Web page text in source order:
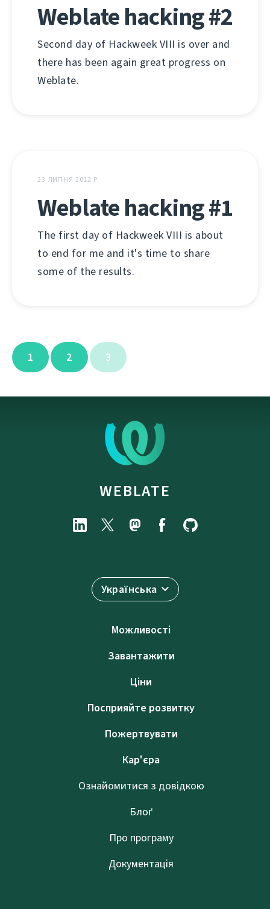
Weblate hacking #2
Second day of Hackweek VIII is over and
there has been again great progress on
Weblate.
23 ЛИПНЯ 2012 Р.
Weblate hacking #1
The first day of Hackweek VIII is about
to end for me and it's time to share
some of the results.
1 2 3
WEBLATE
Українська
Можливості
Завантажити
Ціни
Посприяйте розвитку
Пожертвувати
Кар'єра
Ознайомитися з довідкою
Блоґ
Про програму
Документація